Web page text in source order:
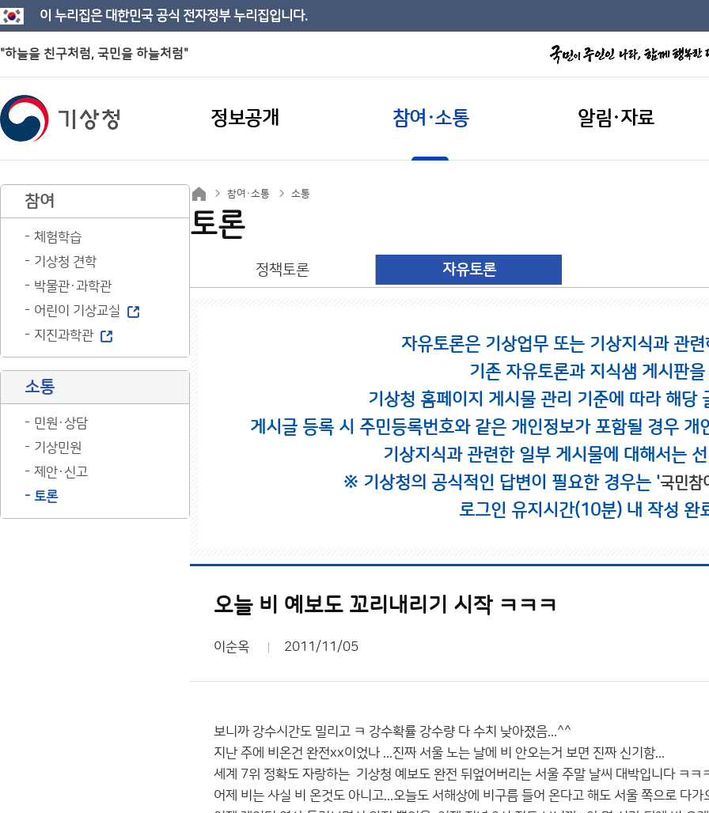
이 누리집은 대한민국 공식 전자정부 누리집입니다.
"하늘을 친구처럼, 국민을 하늘처럼"
정보공개 참여·소통 알림·자료
참여
체험학습
기상청 견학
박물관·과학관
어린이 기상교실
지진과학관
소통
민원·상담
기상민원
제안·신고
토론
참여·소통 소통
토론
정책토론 자유토론
자유토론은 기상업무 또는 기상지식과 관
기존 자유토론과 지식샘 게시판
기상청 홈페이지 게시물 관리 기준에 따라 해당
게시글 등록 시 주민등록번호와 같은 개인정보가 포함될 경우
기상지식과 관련한 일부 게시물에 대해서는
※ 기상청의 공식적인 답변이 필요한 경우는 '국민참
로그인 유지시간(10분) 내 작성 완
오늘 비 예보도 꼬리내리기 시작 ㅋㅋㅋ
이순옥 2011/11/05
보니까 강수시간도 밀리고 ㅋ 강수확률 강수량 다 수치 낮아졌음...^^
지난 주에 비온건 완전xx이었나 ...진짜 서울 노는 날에 비 안오는거 보면 진짜 신기함...
세계 7위 정확도 자랑하는 기상청 예보도 완전 뒤엎어버리는 서울 주말 날씨 대박입니다 ㅋㅋ
어제 비는 사실 비 온것도 아니고...오늘도 서해상에 비구름 들어 온다고 해도 서울 쪽으로 다가